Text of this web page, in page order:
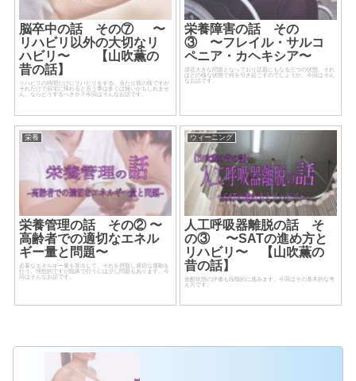
脳卒中の話 その⑦ 〜
リハビリ以外の大切なリ
ハビリ〜 【山吹薫の
昔の話】
リハビリの時間だけにリハビリをする。当たり前の様ですが
それだけで自宅に帰れると言う事は多くは無いかもしれませ
ん。ならどうするべきか？今回はそんなお話です。
栄養障害の話 その
③ 〜フレイル・サルコ
ペニア・カヘキシア〜
現在大きな問題となっており話題にもなる三つの状態。それ
はどの様な状態で何を引き起こすのでしょうか。今回はそん
なお話です。
栄養
栄養管理の話 その② 〜
高齢者での適切なエネル
ギー量と問題〜
必要なエネルギー量を算出して、それを摂取し適切な運動を
行う。理想的ですが臨床で行うには少し問題もあります。今
回はそんなお話です。
ウィーニング
人工呼吸器離脱の話 そ
の③ 〜SATの進め方と
リハビリ〜 【山吹薫の
昔の話】
覚醒状態の評価も段階的に進みます。今回はその基本的な考
え方です。